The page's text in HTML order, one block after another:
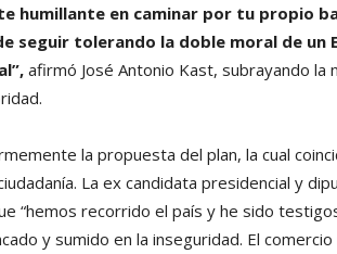
humillante en caminar por tu propio
seguir tolerando la doble moral de un
afirmó José Antonio Kast, subrayando la
la propuesta del plan, la cual
La ex candidata presidencial y
“hemos recorrido el país y he sido
y sumido en la inseguridad. El